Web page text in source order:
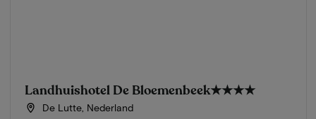
Landhuishotel De Bloemenbeek★★★★
De Lutte, Nederland